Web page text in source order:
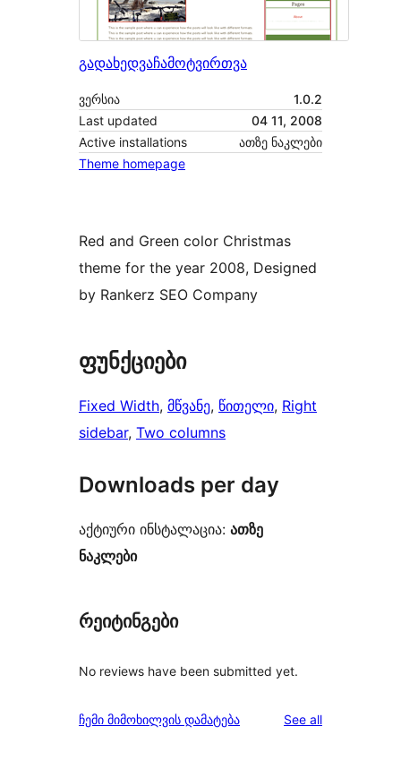
გადახედვაჩამოტვირთვა
ვერსია
1.0.2
Last updated
04 11, 2008
Active installations
ათზე ნაკლები
Theme homepage
Red and Green color Christmas
theme for the year 2008, Designed
by Rankerz SEO Company
ფუნქციები
Fixed Width, მწვანე, წითელი, Right
sidebar, Two columns
Downloads per day
აქტიური ინსტალაცია: ათზე
ნაკლები
რეიტინგები
No reviews have been submitted yet.
ჩემი მიმოხილვის დამატება See allreviews